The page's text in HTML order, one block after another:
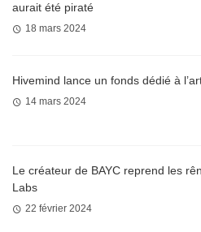
aurait été piraté
18 mars 2024
Hivemind lance un fonds dédié à
14 mars 2024
Le créateur de BAYC reprend les
Labs
22 février 2024